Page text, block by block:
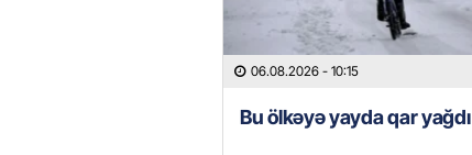
06.08.2026 - 10:15
Bu ölkəyə yayda qar yağdı